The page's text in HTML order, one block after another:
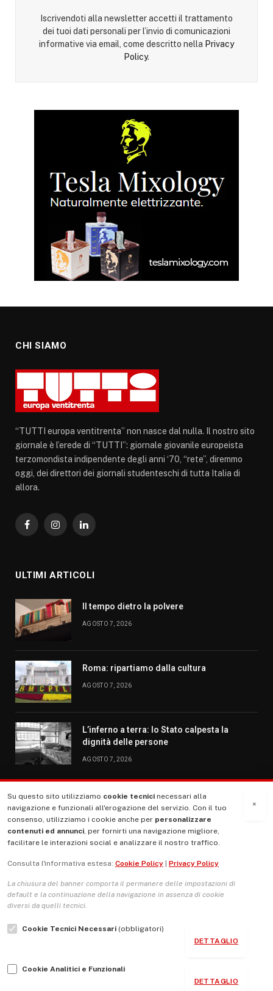
Iscrivendoti alla newsletter accetti il trattamento
dei tuoi dati personali per l’invio di comunicazioni
informative via email, come descritto nella Privacy
Policy.
CHI SIAMO
“TUTTI europa ventitrenta” non nasce dal nulla. Il nostro sito
giornale è l’erede di “TUTTI”: giornale giovanile europeista
terzomondista indipendente degli anni ‘70, “rete”, diremmo
oggi, dei direttori dei giornali studenteschi di tutta Italia di
allora.
FacebookInstagramLinkedIn
ULTIMI ARTICOLI
Il tempo dietro la polvere
AGOSTO 7, 2026
Roma: ripartiamo dalla cultura
AGOSTO 7, 2026
L’inferno a terra: lo Stato calpesta la
dignità delle persone
AGOSTO 7, 2026
MENU
La Nostra Storia
Le Copertine
L’Associazione
Indirizzo Socio Politico Culturale
Guida per le autrici e gli autori
×
Su questo sito utilizziamo cookie tecnici necessari alla
navigazione e funzionali all'erogazione del servizio. Con il tuo
consenso, utilizziamo i cookie anche per personalizzare
contenuti ed annunci, per fornirti una navigazione migliore,
facilitare le interazioni social e analizzare il nostro traffico.
Consulta l'informativa estesa: Cookie Policy Privacy Policy
La chiusura del banner comporta il permanere delle impostazioni di
default e la continuazione della navigazione in assenza di cookie
diversi da quelli tecnici.
Cookie Tecnici Necessari (obbligatori)
DETTAGLIO
Cookie Analitici e Funzionali
DETTAGLIO